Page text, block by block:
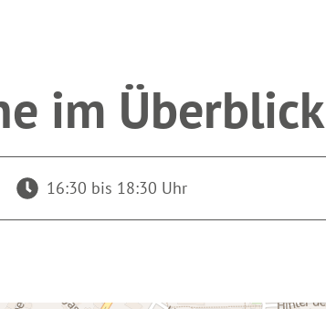
im Überblick
16:30 bis 18:30 Uhr